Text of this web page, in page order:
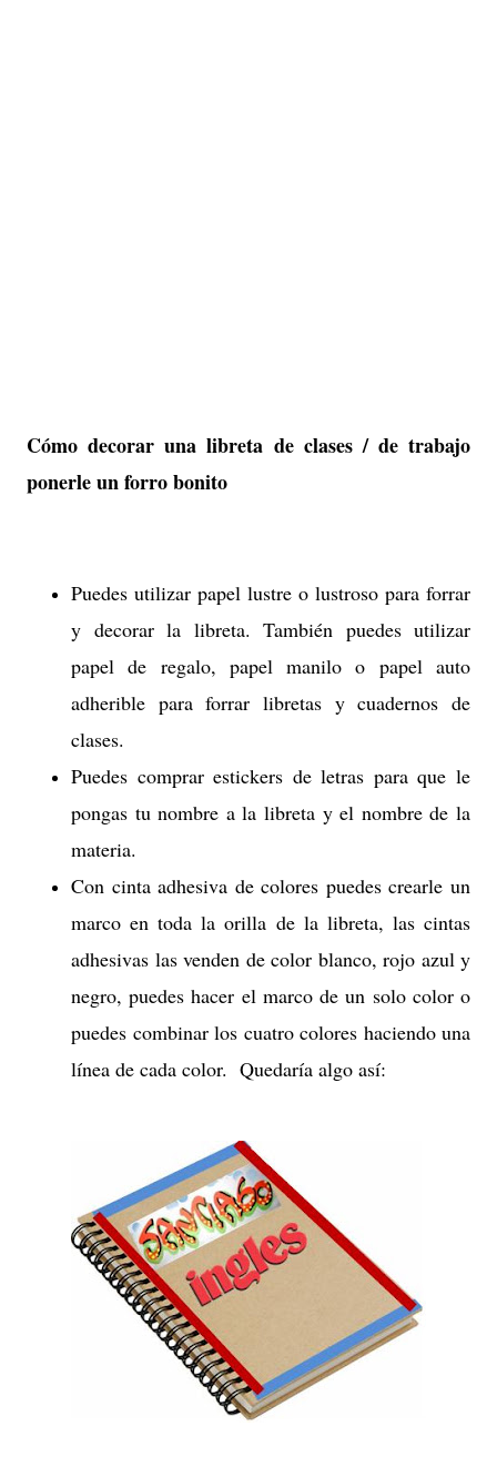
Cómo decorar una libreta de clases / de trabajo
ponerle unforro bonito
Puedes utilizar papel lustre o lustroso para forrar
y decorar la libreta. También puedes utilizar
papel de regalo, papel manilo o papel auto
adherible para forrar libretas y cuadernos de
clases.
Puedes comprar estickers de letras para que le
pongas tu nombre a la libreta y el nombre de la
materia.
Con cinta adhesiva de colores puedes crearle un
marco en toda la orilla de la libreta, las cintas
adhesivas las venden de color blanco, rojo azul y
negro, puedes hacer el marco de un solo color o
puedes combinar los cuatro colores haciendo una
línea de cada color. Quedaría algo así: